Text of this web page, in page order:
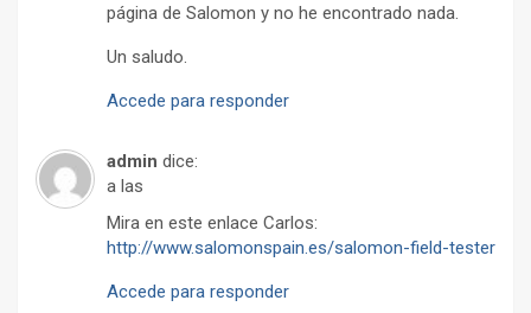
página de Salomon y no he encontrado nada.
Un saludo.
Accede para responder
admin dice:
a las
Mira en este enlace Carlos:
http://www.salomonspain.es/salomon-field-tester
Accede para responder